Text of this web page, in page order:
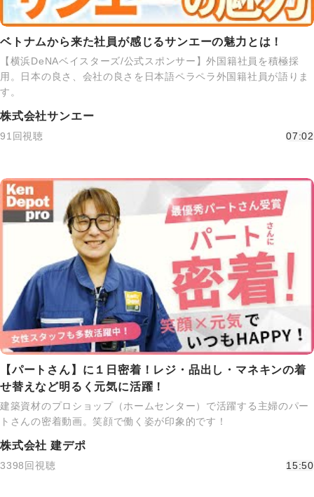
ベトナムから来た社員が感じるサンエーの魅力とは！
【横浜DeNAベイスターズ/公式スポンサー】外国籍社員を積極採
用。日本の良さ、会社の良さを日本語ペラペラ外国籍社員が語りま
す。
株式会社サンエー
91回視聴 07:02
【パートさん】に１日密着！レジ・品出し・マネキンの着
せ替えなど明るく元気に活躍！
建築資材のプロショップ（ホームセンター）で活躍する主婦のパー
トさんの密着動画。笑顔で働く姿が印象的です！
株式会社 建デポ
3398回視聴 15:50